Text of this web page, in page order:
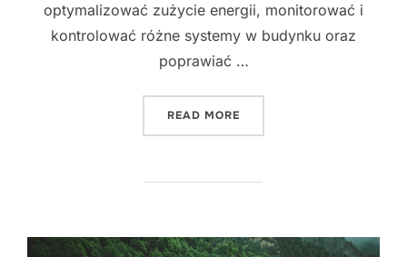
optymalizować zużycie energii, monitorować i
kontrolować różne systemy w budynku oraz
poprawiać …
READ MORE